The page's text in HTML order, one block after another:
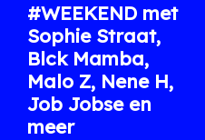
#WEEKEND met
Sophie Straat,
Blck Mamba,
Malo Z, Nene H,
Job Jobse en
meer